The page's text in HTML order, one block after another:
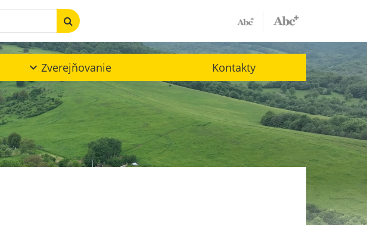
Zverejňovanie Kontakty